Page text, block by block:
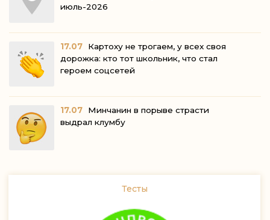
июль-2026
17.07
Картоху не трогаем, у всех своя
дорожка: кто тот школьник, что стал
героем соцсетей
17.07
Минчанин в порыве страсти
выдрал клумбу
Тесты